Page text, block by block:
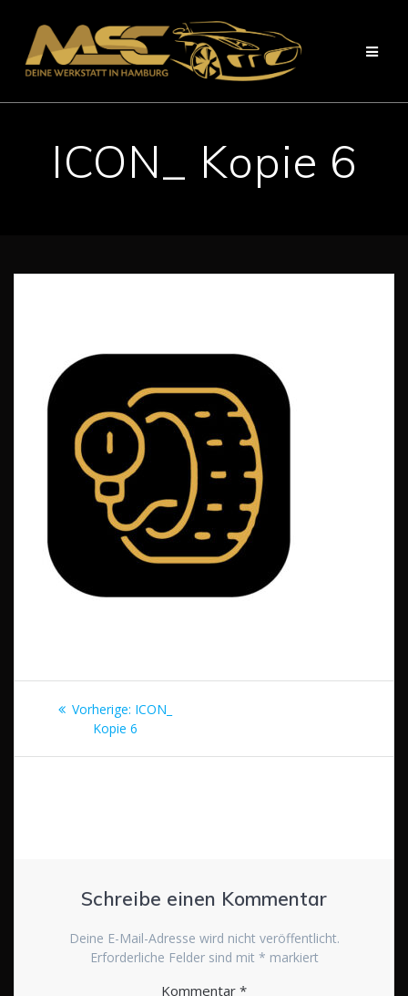
Inhalt
springen
ICON_ Kopie 6
Beitragsnavigation
Vorherige: Vorheriger
Beitrag:
ICON_
Kopie 6
Schreibe einen Kommentar
Deine E-Mail-Adresse wird nicht veröffentlicht.
Erforderliche Felder sind mit * markiert
Kommentar *